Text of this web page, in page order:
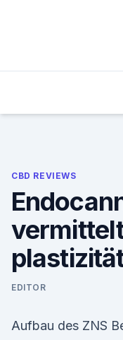
CBD REVIEWS
EDITOR
Aufbau des ZNS